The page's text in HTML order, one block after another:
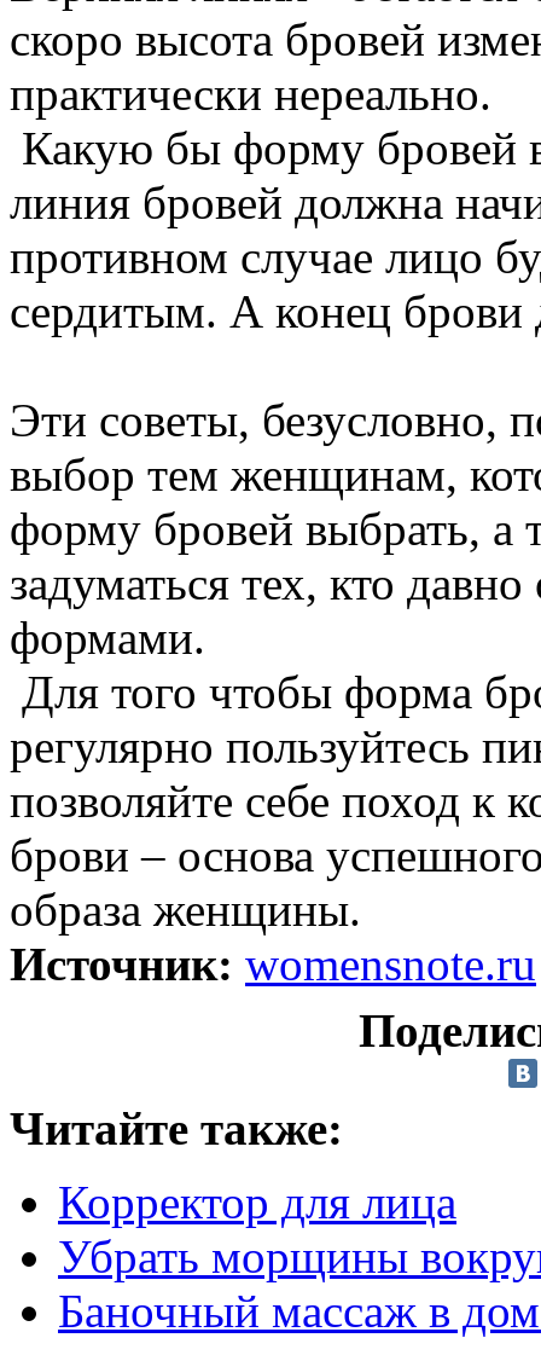
скоро высота бровей
практически нереально.
Какую бы форму бровей
линия бровей должна
противном случае лицо
сердитым. А конец
Эти советы, безусловно,
выбор тем женщинам,
форму бровей выбрать, а
задуматься тех, кто
формами.
Для того чтобы форма
регулярно пользуйтесь
позволяйте себе поход к
брови – основа
образа женщины.
Источник: womensnote.ru
Читайте также:
Корректор для лица
Убрать морщины
Баночный массаж в